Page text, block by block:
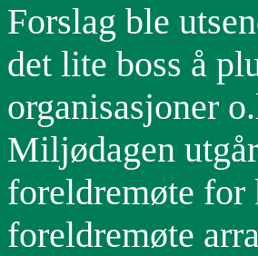
Forslag ble
det lite boss å
organisasjoner
Miljødagen
foreldremøte for
foreldremøte